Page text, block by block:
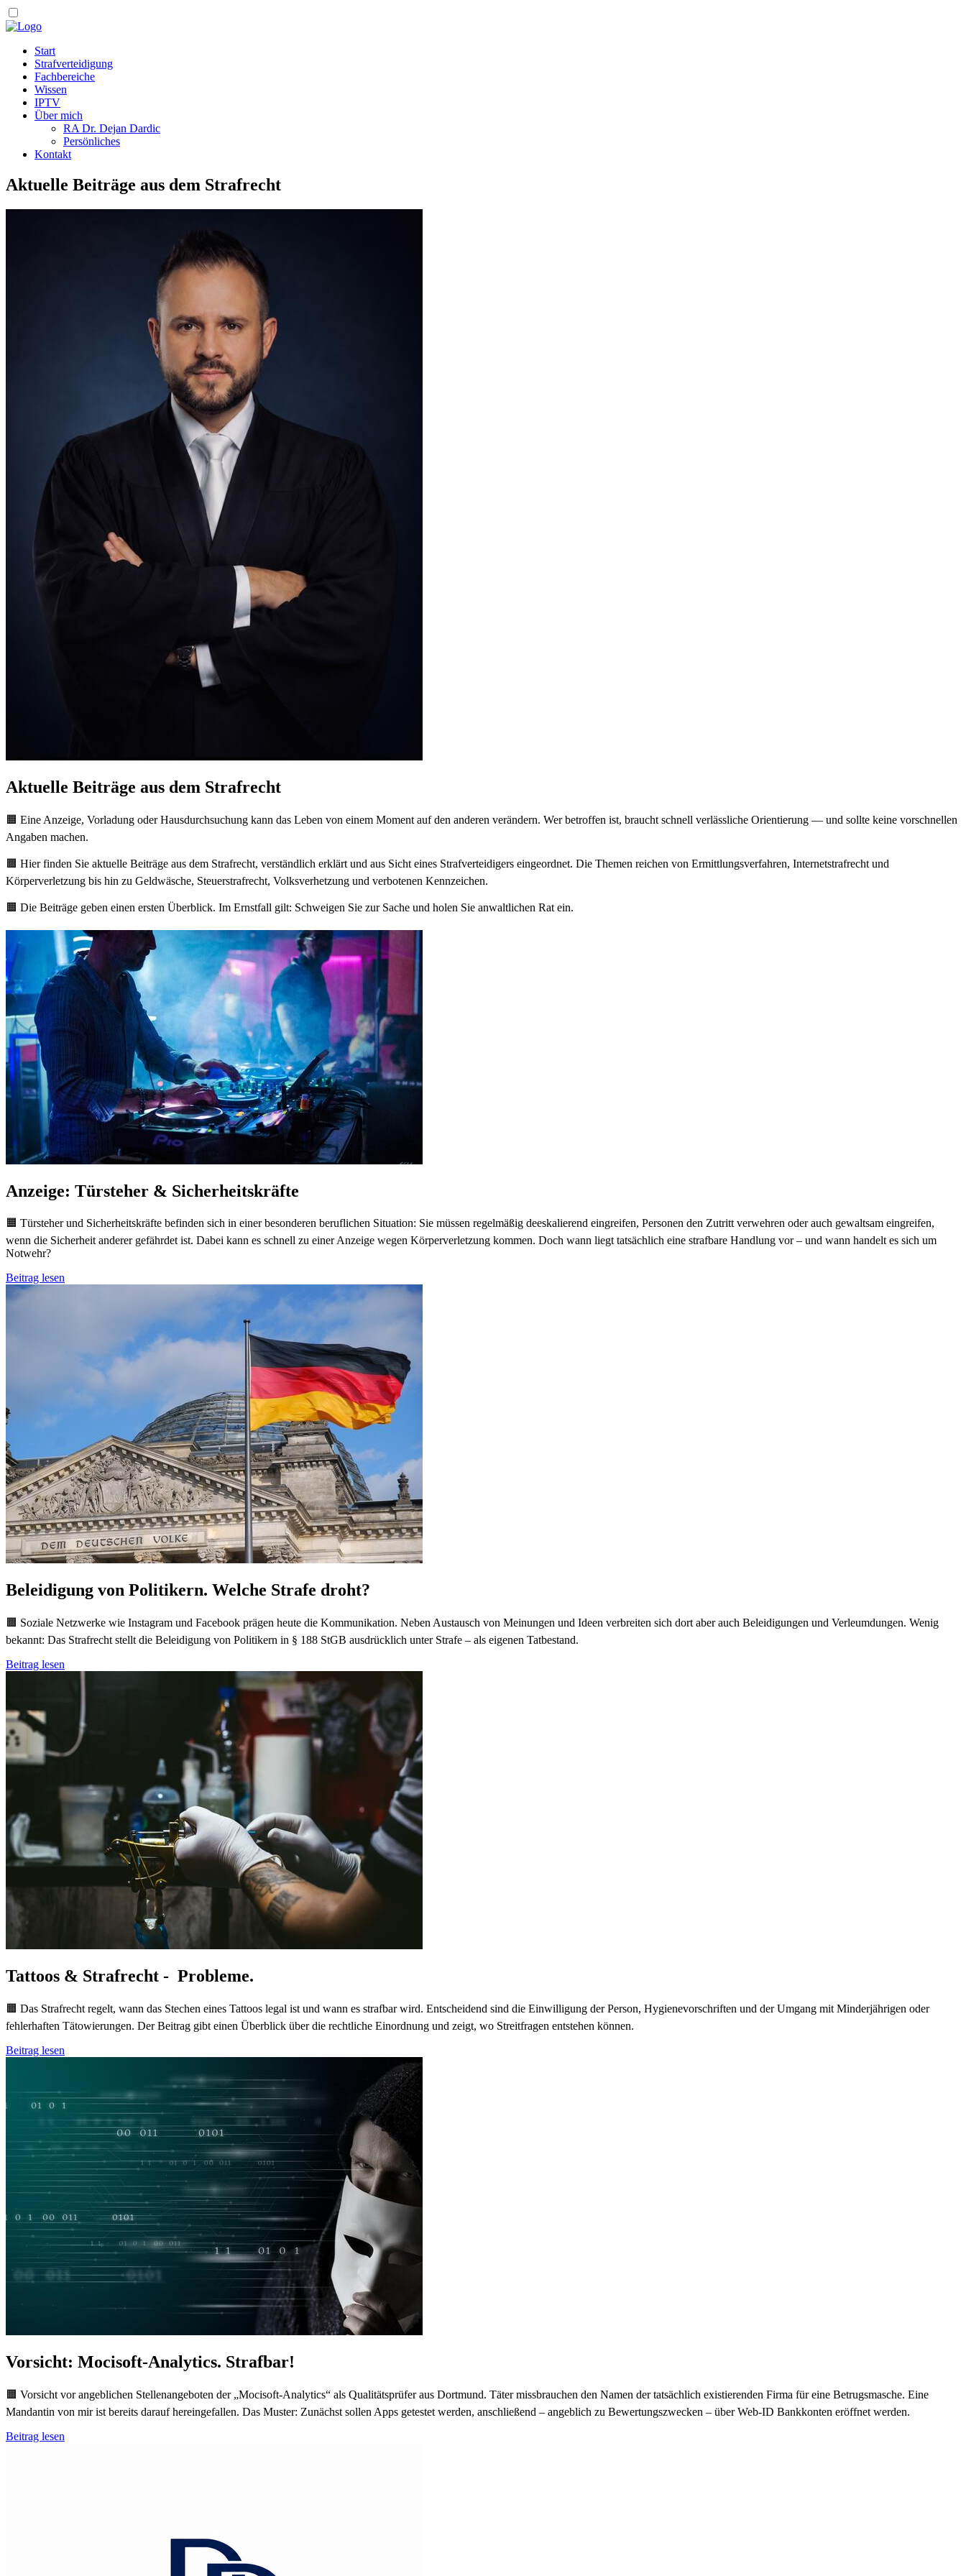
Start
Strafverteidigung
Fachbereiche
Wissen
IPTV
Über mich
RA Dr. Dejan Dardic
Persönliches
Kontakt
Aktuelle Beiträge aus dem Strafrecht
Aktuelle Beiträge aus dem Strafrecht
🟧 Eine Anzeige, Vorladung oder Hausdurchsuchung kann das Leben von einem Moment auf den anderen verändern. Wer betroffen ist, braucht schnell verlässliche Orientierung — und sollte keine vorschnellen
Angaben machen.
🟧 Hier finden Sie aktuelle Beiträge aus dem Strafrecht, verständlich erklärt und aus Sicht eines Strafverteidigers eingeordnet. Die Themen reichen von Ermittlungsverfahren, Internetstrafrecht und
Körperverletzung bis hin zu Geldwäsche, Steuerstrafrecht, Volksverhetzung und verbotenen Kennzeichen.
🟧 Die Beiträge geben einen ersten Überblick. Im Ernstfall gilt: Schweigen Sie zur Sache und holen Sie anwaltlichen Rat ein.
Anzeige: Türsteher & Sicherheitskräfte
🟧 Türsteher und Sicherheitskräfte befinden sich in einer besonderen beruflichen Situation: Sie müssen regelmäßig deeskalierend eingreifen, Personen den Zutritt verwehren oder auch gewaltsam eingreifen,
wenn die Sicherheit anderer gefährdet ist. Dabei kann es schnell zu einer Anzeige wegen Körperverletzung kommen. Doch wann liegt tatsächlich eine strafbare Handlung vor – und wann handelt es sich um
Notwehr?
Beitrag lesen
Beleidigung von Politikern. Welche Strafe droht?
🟧 Soziale Netzwerke wie Instagram und Facebook prägen heute die Kommunikation. Neben Austausch von Meinungen und Ideen verbreiten sich dort aber auch Beleidigungen und Verleumdungen. Wenig
bekannt: Das Strafrecht stellt die Beleidigung von Politikern in § 188 StGB ausdrücklich unter Strafe – als eigenen Tatbestand.
Beitrag lesen
Tattoos & Strafrecht - Probleme.
🟧 Das Strafrecht regelt, wann das Stechen eines Tattoos legal ist und wann es strafbar wird. Entscheidend sind die Einwilligung der Person, Hygienevorschriften und der Umgang mit Minderjährigen oder
fehlerhaften Tätowierungen. Der Beitrag gibt einen Überblick über die rechtliche Einordnung und zeigt, wo Streitfragen entstehen können.
Beitrag lesen
Vorsicht: Mocisoft-Analytics. Strafbar!
🟧 Vorsicht vor angeblichen Stellenangeboten der „Mocisoft-Analytics“ als Qualitätsprüfer aus Dortmund. Täter missbrauchen den Namen der tatsächlich existierenden Firma für eine Betrugsmasche. Eine
Mandantin von mir ist bereits darauf hereingefallen. Das Muster: Zunächst sollen Apps getestet werden, anschließend – angeblich zu Bewertungszwecken – über Web-ID Bankkonten eröffnet werden.
Beitrag lesen